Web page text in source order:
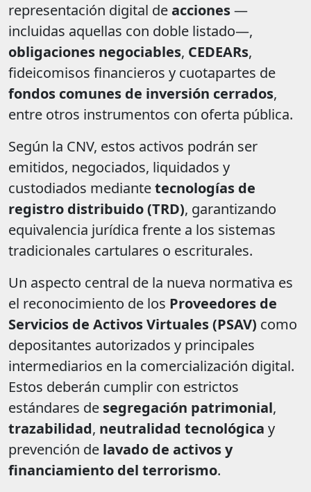
representación digital deacciones—
incluidas aquellas con doble listado—,
obligaciones negociables, CEDEARs,
fideicomisos financieros y cuotapartes de
fondos comunes de inversión cerrados,
entre otros instrumentos con oferta pública.
Según la CNV, estos activos podrán ser
emitidos, negociados, liquidados y
custodiados mediantetecnologías de
registro distribuido (TRD), garantizando
equivalencia jurídica frente a los sistemas
tradicionales cartulares o escriturales.
Un aspecto central de la nueva normativa es
el reconocimiento de los Proveedores de
Servicios de Activos Virtuales (PSAV) como
depositantes autorizados y principales
intermediarios en la comercialización digital.
Estos deberán cumplir con estrictos
estándares de segregación patrimonial,
trazabilidad, neutralidad tecnológica y
prevención de lavado de activos y
financiamiento del terrorismo.